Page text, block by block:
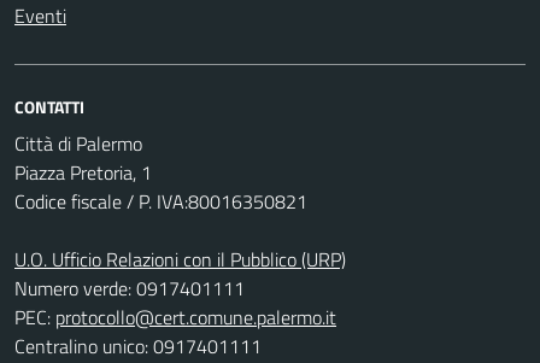
Eventi
CONTATTI
Città di Palermo
Piazza Pretoria, 1
Codice fiscale / P. IVA:80016350821
U.O. Ufficio Relazioni con il Pubblico (URP)
Numero verde: 0917401111
PEC: protocollo@cert.comune.palermo.it
Centralino unico: 0917401111